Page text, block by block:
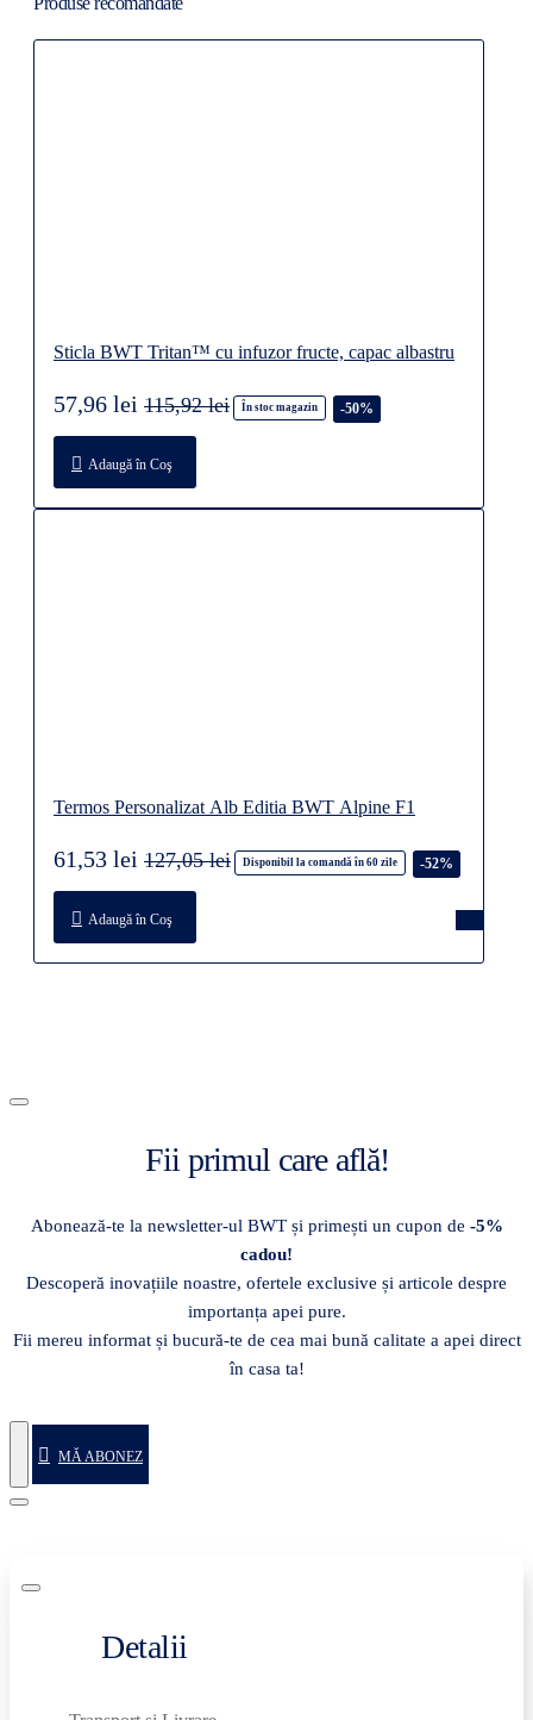
Sticla BWT Tritan™ cu infuzor fructe, capac albastru
În stoc magazin -50%
57,96 lei 115,92 lei
Adaugă în Coş
Termos Personalizat Alb Editia BWT Alpine F1
Disponibil la comandă în 60 zile -52%
61,53 lei 127,05 lei
Adaugă în Coş
Fii primul care află!
Abonează-te la newsletter-ul BWT și primești un cupon de -5%
cadou!
Descoperă inovațiile noastre, ofertele exclusive și articole despre
importanța apei pure.
Fii mereu informat și bucură-te de cea mai bună calitate a apei direct
în casa ta!
MĂ ABONEZ
Detalii